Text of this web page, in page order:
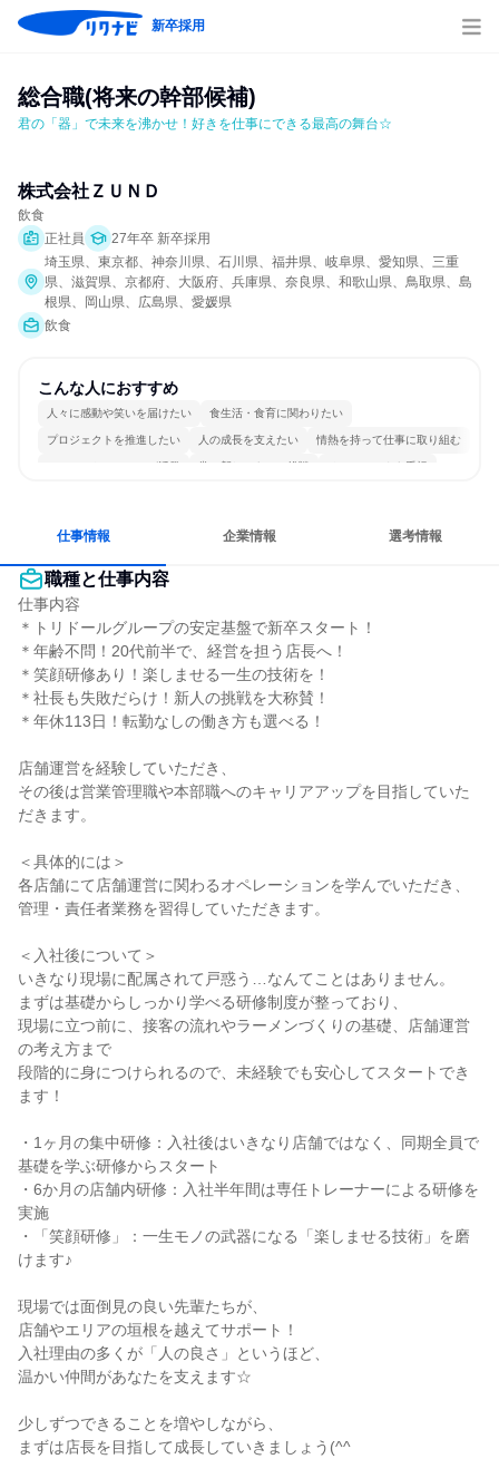
新卒採用
総合職(将来の幹部候補)
君の「器」で未来を沸かせ！好きを仕事にできる最高の舞台☆
株式会社ＺＵＮＤ
飲食
正社員
27年卒 新卒採用
埼玉県、東京都、神奈川県、石川県、福井県、岐阜県、愛知県、三重
県、滋賀県、京都府、大阪府、兵庫県、奈良県、和歌山県、鳥取県、島
根県、岡山県、広島県、愛媛県
飲食
こんな人におすすめ
人々に感動や笑いを届けたい 食生活・食育に関わりたい
プロジェクトを推進したい 人の成長を支えたい 情熱を持って仕事に取り組む
コミュニケーションが活発 常に新しいものに挑戦 チームワークを重視
仕事情報 企業情報 選考情報
職種と仕事内容
仕事内容
＊トリドールグループの安定基盤で新卒スタート！
＊年齢不問！20代前半で、経営を担う店長へ！
＊笑顔研修あり！楽しませる一生の技術を！
＊社長も失敗だらけ！新人の挑戦を大称賛！
＊年休113日！転勤なしの働き方も選べる！
店舗運営を経験していただき、
その後は営業管理職や本部職へのキャリアアップを目指していた
だきます。
＜具体的には＞
各店舗にて店舗運営に関わるオペレーションを学んでいただき、
管理・責任者業務を習得していただきます。
＜入社後について＞
いきなり現場に配属されて戸惑う…なんてことはありません。
まずは基礎からしっかり学べる研修制度が整っており、
現場に立つ前に、接客の流れやラーメンづくりの基礎、店舗運営
の考え方まで
段階的に身につけられるので、未経験でも安心してスタートでき
ます！
・1ヶ月の集中研修：入社後はいきなり店舗ではなく、同期全員で
基礎を学ぶ研修からスタート
・6か月の店舗内研修：入社半年間は専任トレーナーによる研修を
実施
・「笑顔研修」：一生モノの武器になる「楽しませる技術」を磨
けます♪
現場では面倒見の良い先輩たちが、
店舗やエリアの垣根を越えてサポート！
入社理由の多くが「人の良さ」というほど、
温かい仲間があなたを支えます☆
少しずつできることを増やしながら、
まずは店長を目指して成長していきましょう(^^